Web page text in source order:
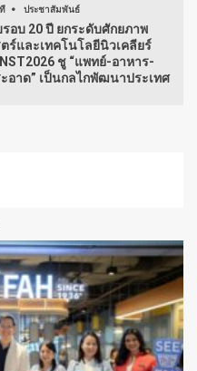
ประชาสัมพันธ์
อบ 20 ปี ยกระดับศักยภาพ
ร์และเทคโนโลยีนิวเคลียร์
ชู “แพทย์-อาหาร-
อาด” เป็นกลไกพัฒนาประเทศ